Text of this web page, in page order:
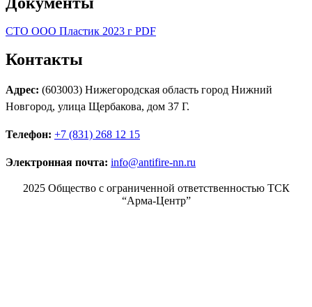
СТО ООО Пластик 2023 г PDF
Контакты
Адрес: (603003) Нижегородская область город Нижний
Новгород, улица Щербакова, дом 37 Г.
Телефон: +7 (831) 268 12 15
Электронная почта: info@antifire-nn.ru
2025 Общество с ограниченной ответственностью ТСК
“Арма-Центр”